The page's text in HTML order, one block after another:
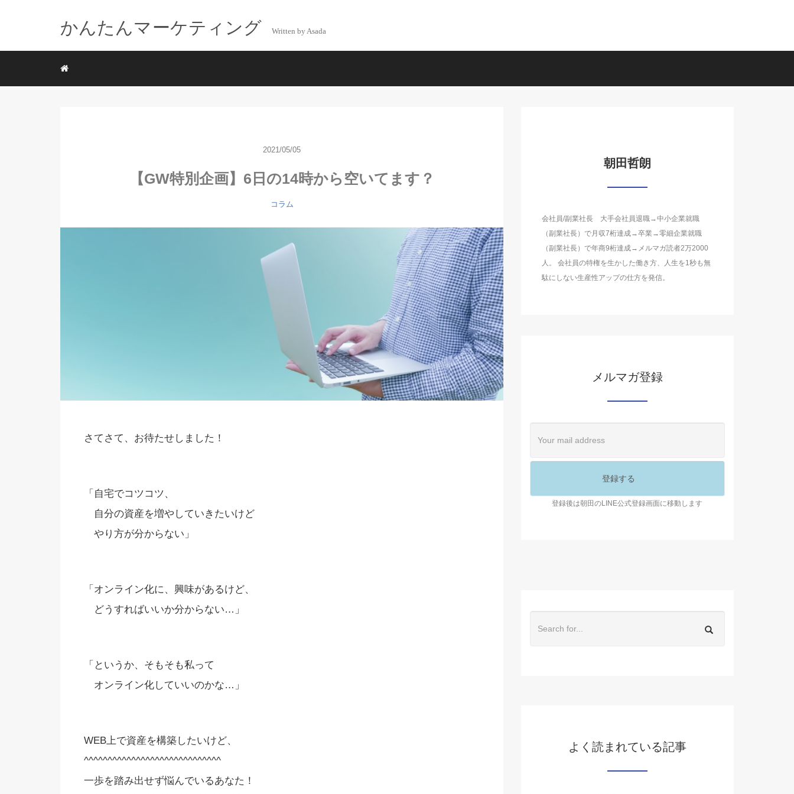
かんたんマーケティング Written by Asada
2021/05/05
【GW特別企画】6日の14時から空いてます？
コラム
さてさて、お待たせしました！
「自宅でコツコツ、
自分の資産を増やしていきたいけど
やり方が分からない」
「オンライン化に、興味があるけど、
どうすればいいか分からない…」
「というか、そもそも私って
オンライン化していいのかな…」
WEB上で資産を構築したいけど、
^^^^^^^^^^^^^^^^^^^^^^^^^^^^^
一歩を踏み出せず悩んでいるあなた！
朝田哲朗
会社員/副業社長 大手会社員退職→中小企業就職
（副業社長）で月収7桁達成→卒業→零細企業就職
（副業社長）で年商9桁達成→メルマガ読者2万2000
人。 会社員の特権を生かした働き方、人生を1秒も無
駄にしない生産性アップの仕方を発信。
メルマガ登録
登録後は朝田のLINE公式登録画面に移動します
よく読まれている記事